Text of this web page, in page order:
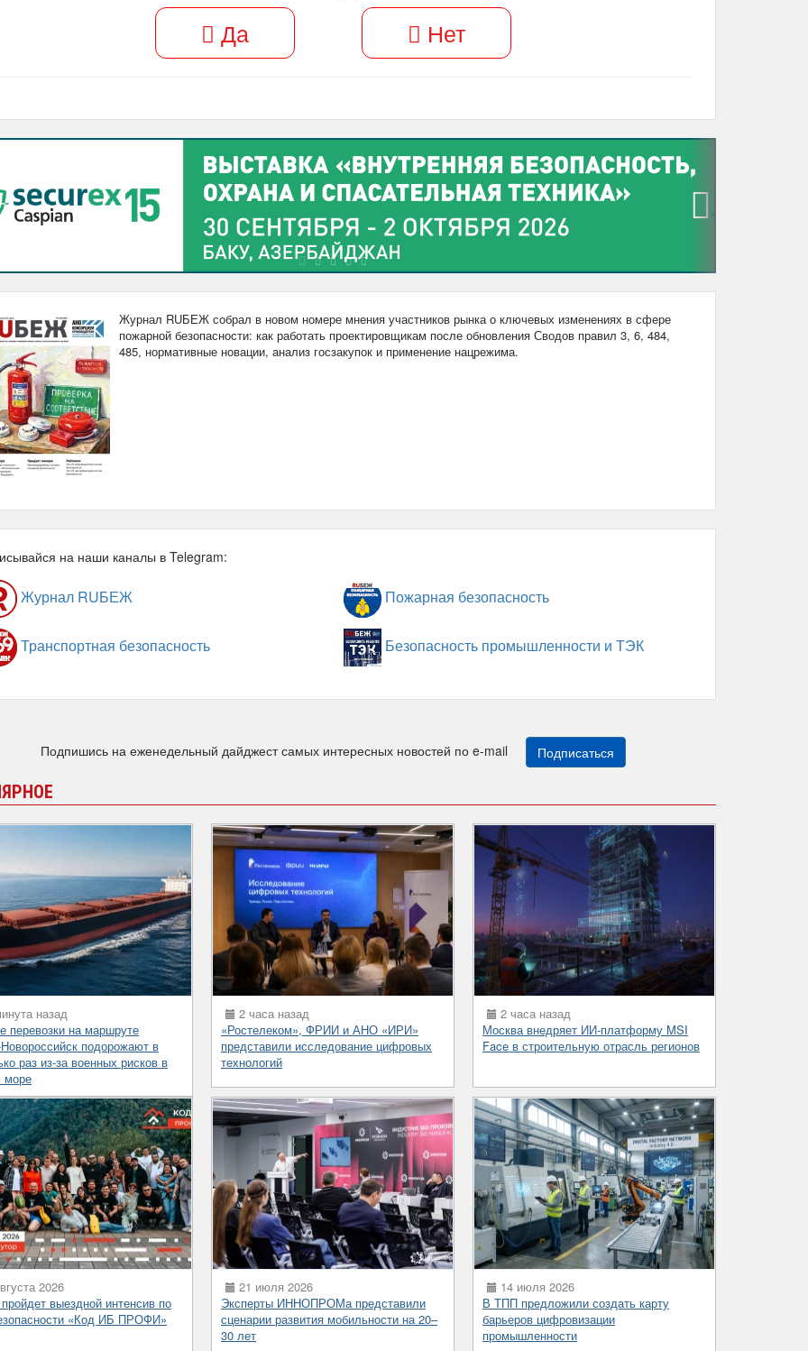
Да Нет
›
Журнал RUБЕЖ собрал в новом номере мнения участников рынка о ключевых изменениях в сфере
пожарной безопасности: как работать проектировщикам после обновления Сводов правил 3, 6, 484,
485, нормативные новации, анализ госзакупок и применение нацрежима.
на наши каналы в Telegram:
Журнал RUБЕЖ Пожарная безопасность
Транспортная безопасность Безопасность промышленности и ТЭК
Подпишись на еженедельный дайджест самых интересных новостей по e-mail Подписаться
назад
перевозки на маршруте
подорожают в
раз из-за военных рисков в
море
2 часа назад
«Ростелеком», ФРИИ и АНО «ИРИ»
представили исследование цифровых
технологий
2 часа назад
Москва внедряет ИИ-платформу MSI
Face в строительную отрасль регионов
2026
выездной интенсив по
«Код ИБ ПРОФИ»
21 июля 2026
Эксперты ИННОПРОМа представили
сценарии развития мобильности на 20–
30 лет
14 июля 2026
В ТПП предложили создать карту
барьеров цифровизации
промышленности